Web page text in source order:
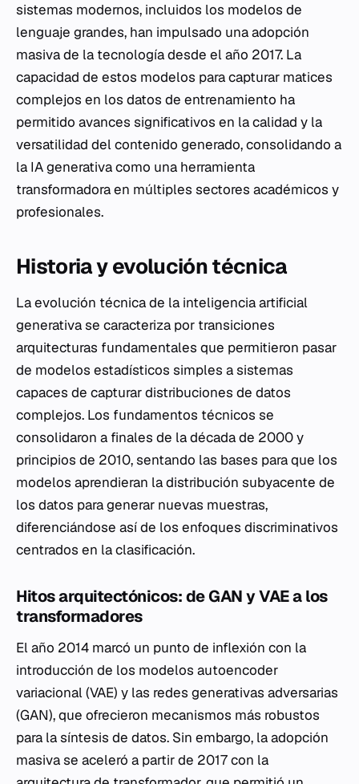
sistemas modernos, incluidos los modelos de
lenguaje grandes, han impulsado una adopción
masiva de la tecnología desde el año 2017. La
capacidad de estos modelos para capturar matices
complejos en los datos de entrenamiento ha
permitido avances significativos en la calidad y la
versatilidad del contenido generado, consolidando a
la IA generativa como una herramienta
transformadora en múltiples sectores académicos y
profesionales.
Historia y evolución técnica
La evolución técnica de la inteligencia artificial
generativa se caracteriza por transiciones
arquitecturas fundamentales que permitieron pasar
de modelos estadísticos simples a sistemas
capaces de capturar distribuciones de datos
complejos. Los fundamentos técnicos se
consolidaron a finales de la década de 2000 y
principios de 2010, sentando las bases para que los
modelos aprendieran la distribución subyacente de
los datos para generar nuevas muestras,
diferenciándose así de los enfoques discriminativos
centrados en la clasificación.
Hitos arquitectónicos: de GAN y VAE a los
transformadores
El año 2014 marcó un punto de inflexión con la
introducción de los modelos autoencoder
variacional (VAE) y las redes generativas adversarias
(GAN), que ofrecieron mecanismos más robustos
para la síntesis de datos. Sin embargo, la adopción
masiva se aceleró a partir de 2017 con la